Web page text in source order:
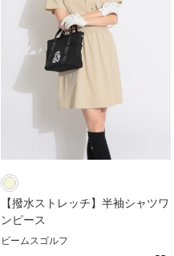
【撥水ストレッチ】半袖シャツワ
ンピース
ビームスゴルフ